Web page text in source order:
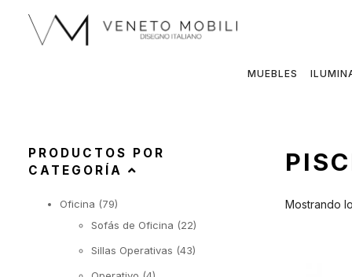
contenido
MUEBLES
Mostrando
PRODUCTOS POR
CATEGORÍA
Oficina (79)
Sofás de Oficina (22)
Sillas Operativas (43)